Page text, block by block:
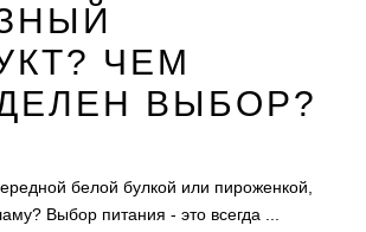
ЧЕМ
ВЫБОР?
белой булкой или пироженкой,
Выбор питания - это всегда